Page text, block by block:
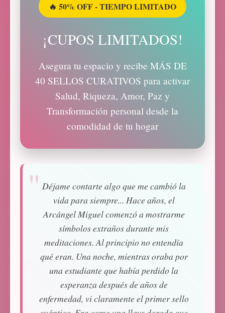
🔥 50% OFF - TIEMPO LIMITADO
¡CUPOS LIMITADOS!
Asegura tu espacio y recibe MÁS DE
40 SELLOS CURATIVOS para activar
Salud, Riqueza, Amor, Paz y
Transformación personal desde la
comodidad de tu hogar
Déjame contarte algo que me cambió la
vida para siempre... Hace años, el
Arcángel Miguel comenzó a mostrarme
símbolos extraños durante mis
meditaciones. Al principio no entendía
qué eran. Una noche, mientras oraba por
una estudiante que había perdido la
esperanza después de años de
enfermedad, vi claramente el primer sello